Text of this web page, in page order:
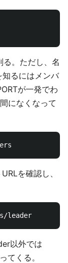
る。ただし、名
るにはメンバ
が一発でわ
になくなって
を確認し、
以外では
てくる。